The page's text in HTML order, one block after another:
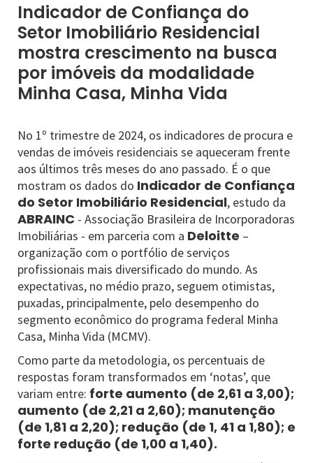
Indicador de Confiança do
Setor Imobiliário Residencial
mostra crescimento na busca
por imóveis da modalidade
Minha Casa, Minha Vida
No 1º trimestre de 2024, os indicadores de procura e
vendas de imóveis residenciais se aqueceram frente
aos últimos três meses do ano passado. É o que
mostram os dados do Indicador de Confiança
do Setor Imobiliário Residencial, estudo da
ABRAINC - Associação Brasileira de Incorporadoras
Imobiliárias - em parceria com a Deloitte –
organização com o portfólio de serviços
profissionais mais diversificado do mundo. As
expectativas, no médio prazo, seguem otimistas,
puxadas, principalmente, pelo desempenho do
segmento econômico do programa federal Minha
Casa, Minha Vida (MCMV).
Como parte da metodologia, os percentuais de
respostas foram transformados em ‘notas’, que
variam entre: forte aumento (de 2,61 a 3,00);
aumento (de 2,21 a 2,60); manutenção
(de 1,81 a 2,20); redução (de 1, 41 a 1,80); e
forte redução (de 1,00 a 1,40).